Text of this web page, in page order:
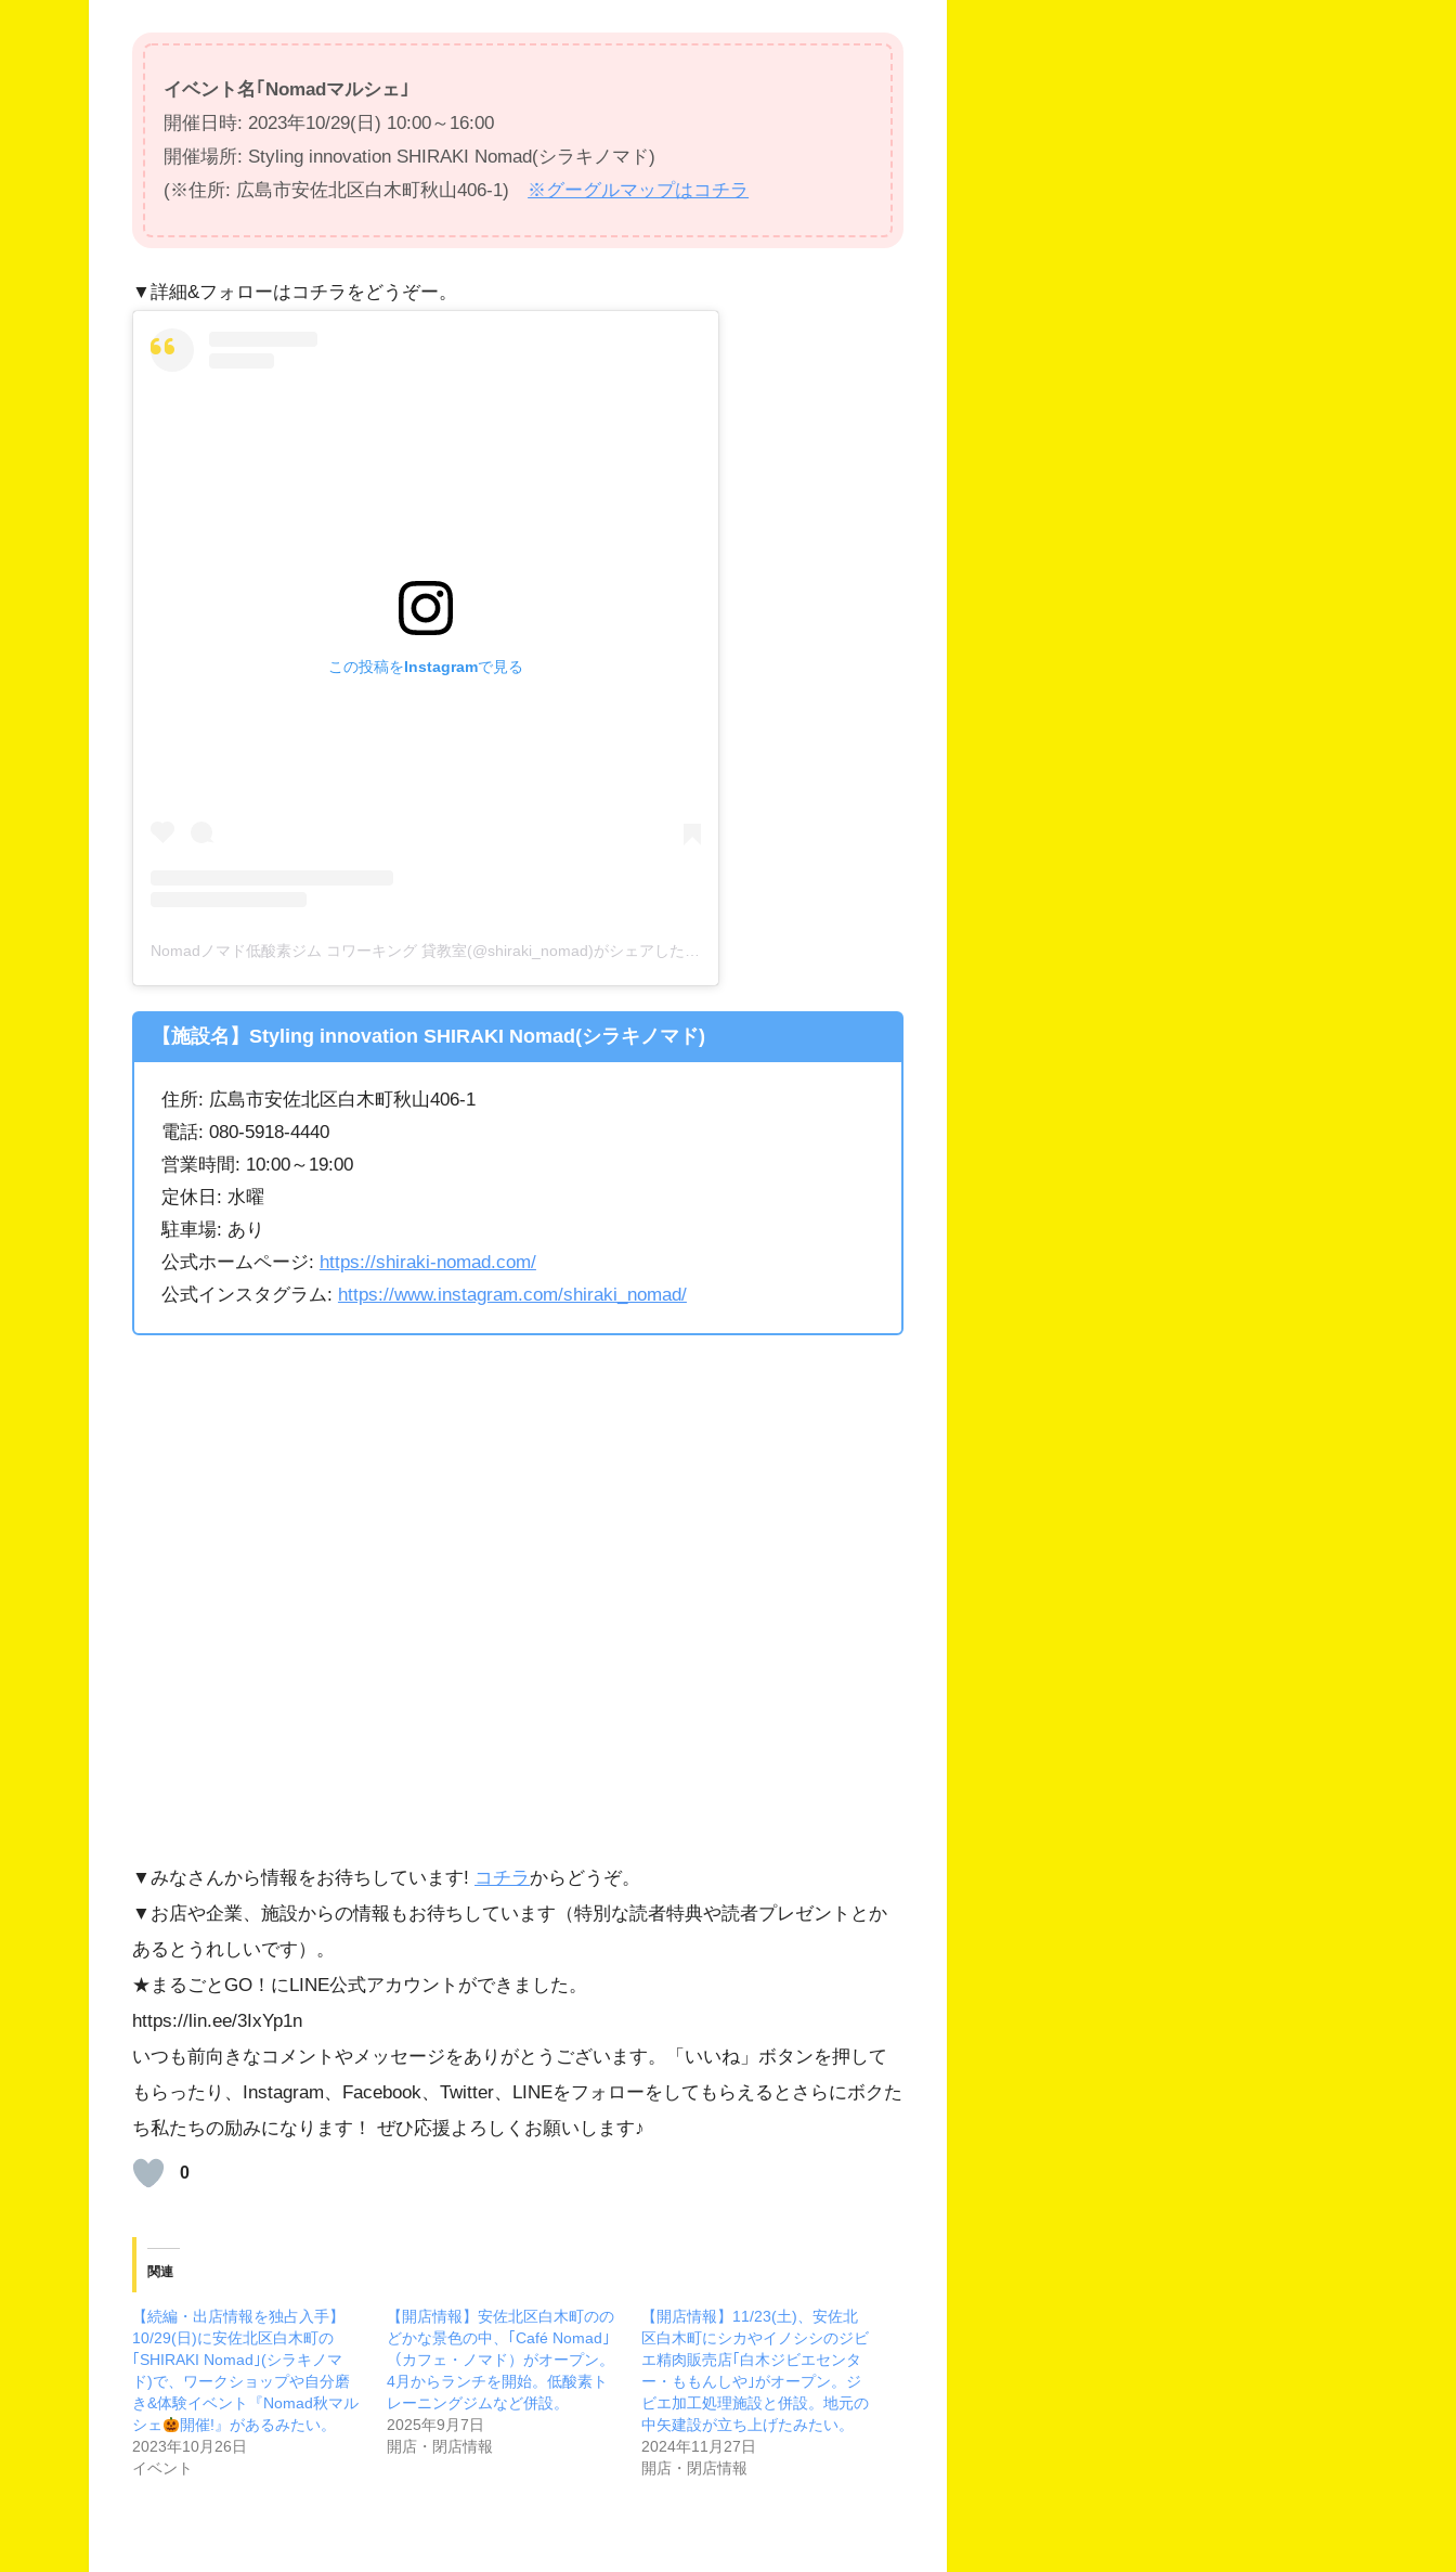
イベント名｢Nomadマルシェ｣
開催日時: 2023年10/29(日) 10:00～16:00
開催場所: Styling innovation SHIRAKI Nomad(シラキノマド)
(※住所: 広島市安佐北区白木町秋山406-1) ※グーグルマップはコチラ
▼詳細&フォローはコチラをどうぞー。
この投稿をInstagramで見る
【施設名】Styling innovation SHIRAKI Nomad(シラキノマド)
住所: 広島市安佐北区白木町秋山406-1
電話: 080-5918-4440
営業時間: 10:00～19:00
定休日: 水曜
駐車場: あり
公式ホームページ: https://shiraki-nomad.com/
公式インスタグラム: https://www.instagram.com/shiraki_nomad/
▼みなさんから情報をお待ちしています! コチラ からどうぞ。
▼お店や企業、施設からの情報もお待ちしています（特別な読者特典や読者プレゼントとか
あるとうれしいです）。
★まるごとGO！にLINE公式アカウントができました。
https://lin.ee/3IxYp1n
いつも前向きなコメントやメッセージをありがとうございます。「いいね」ボタンを押して
もらったり、Instagram、Facebook、Twitter、LINEをフォローをしてもらえるとさらにボクた
ち私たちの励みになります！ ぜひ応援よろしくお願いします♪
0
関連
【続編・出店情報を独占入手】
10/29(日)に安佐北区白木町の
｢SHIRAKI Nomad｣(シラキノマ
ド)で、ワークショップや自分磨
き&体験イベント『Nomad秋マル
シェ
開催!』があるみたい。
2023年10月26日
イベント
【開店情報】安佐北区白木町のの
どかな景色の中、｢Café Nomad｣
（カフェ・ノマド）がオープン。
4月からランチを開始。低酸素ト
レーニングジムなど併設。
2025年9月7日
開店・閉店情報
【開店情報】11/23(土)、安佐北
区白木町にシカやイノシシのジビ
エ精肉販売店｢白木ジビエセンタ
ー・ももんしや｣がオープン。ジ
ビエ加工処理施設と併設。地元の
中矢建設が立ち上げたみたい。
2024年11月27日
開店・閉店情報